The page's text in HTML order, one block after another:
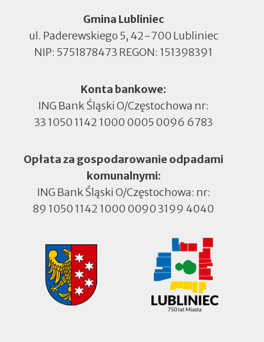
Gmina Lubliniec
ul. Paderewskiego 5, 42-700 Lubliniec
NIP: 5751878473 REGON: 151398391
Konta bankowe:
ING Bank Śląski O/Częstochowa nr:
33 1050 1142 1000 0005 0096 6783
Opłata za gospodarowanie odpadami
komunalnymi:
ING Bank Śląski O/Częstochowa: nr:
89 1050 1142 1000 0090 3199 4040